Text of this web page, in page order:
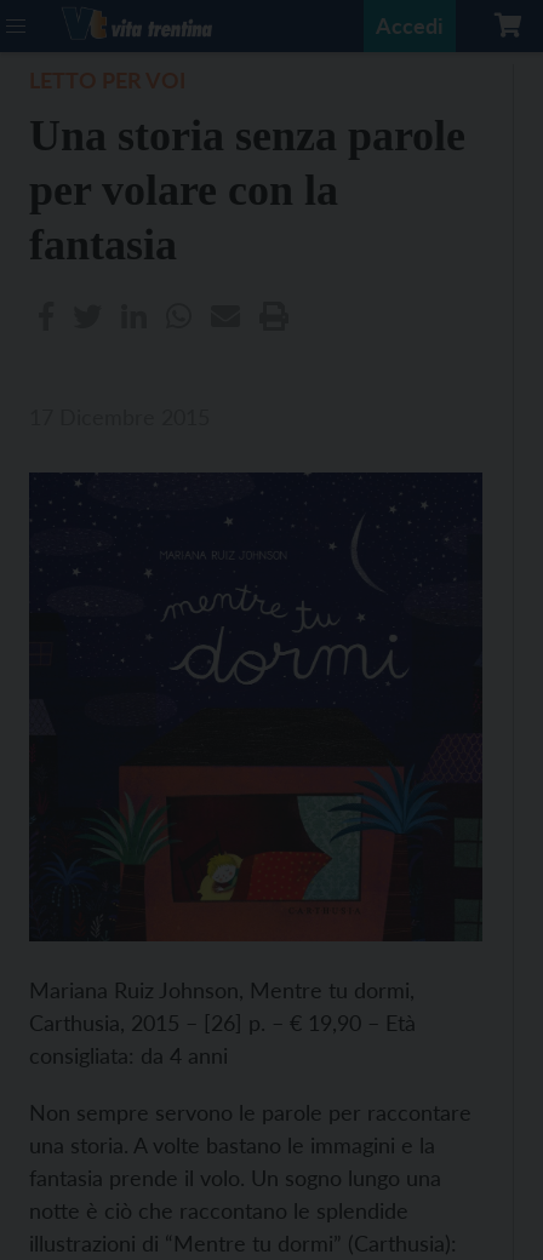
Accedi
Una storia senza parole
per volare con la
fantasia
Mariana Ruiz Johnson, Mentre tu dormi,
Carthusia, 2015 – [26] p. – € 19,90 – Età
consigliata: da 4 anni
Non sempre servono le parole per raccontare
una storia. A volte bastano le immagini e la
fantasia prende il volo. Un sogno lungo una
notte è ciò che raccontano le splendide
illustrazioni di “Mentre tu dormi” (Carthusia):